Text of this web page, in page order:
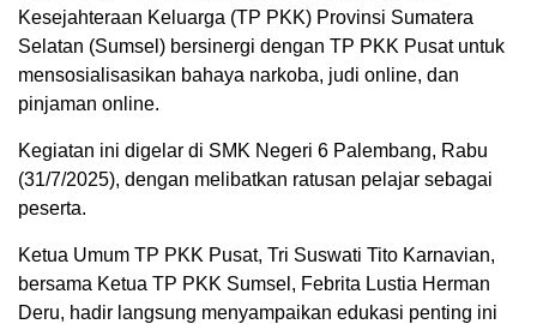
Kesejahteraan Keluarga (TP PKK) Provinsi Sumatera
Selatan (Sumsel) bersinergi dengan TP PKK Pusat untuk
mensosialisasikan bahaya narkoba, judi online, dan
pinjaman online.
Kegiatan ini digelar di SMK Negeri 6 Palembang, Rabu
(31/7/2025), dengan melibatkan ratusan pelajar sebagai
peserta.
Ketua Umum TP PKK Pusat, Tri Suswati Tito Karnavian,
bersama Ketua TP PKK Sumsel, Febrita Lustia Herman
Deru, hadir langsung menyampaikan edukasi penting ini